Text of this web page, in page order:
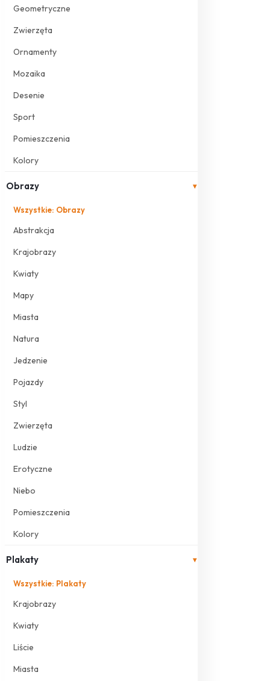
Geometryczne
Zwierzęta
Ornamenty
Mozaika
Desenie
Sport
Pomieszczenia
Kolory
Obrazy ▾
Wszystkie: Obrazy
Abstrakcja
Krajobrazy
Kwiaty
Mapy
Miasta
Natura
Jedzenie
Pojazdy
Styl
Zwierzęta
Ludzie
Erotyczne
Niebo
Pomieszczenia
Kolory
Plakaty ▾
Wszystkie: Plakaty
Krajobrazy
Kwiaty
Liście
Miasta